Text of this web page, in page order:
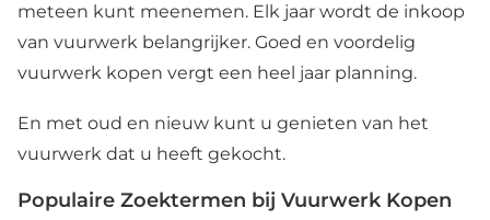
meteen kunt meenemen. Elk jaar wordt de inkoop
van vuurwerk belangrijker. Goed en voordelig
vuurwerk kopen vergt een heel jaar planning.
En met oud en nieuw kunt u genieten van het
vuurwerk dat u heeft gekocht.
Populaire Zoektermen bij Vuurwerk Kopen